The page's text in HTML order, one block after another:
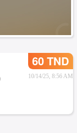
60 TND
10/14/25, 8:56 AM